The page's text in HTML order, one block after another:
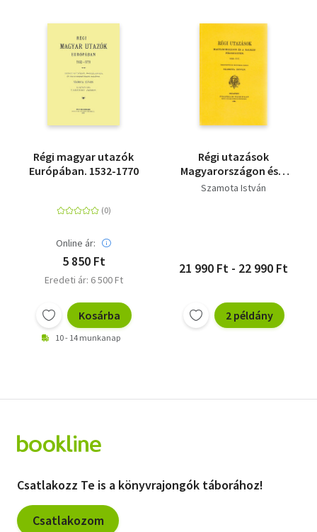
Régi magyar utazók
Európában. 1532-1770
Online ár:
5 850 Ft
Eredeti ár: 6 500 Ft
Kosárba
10 - 14 munkanap
Régi utazások
Magyarországon és a
Balkán-félszigeten
Szamota István
21 990 Ft - 22 990 Ft
2 példány
Csatlakozz Te is a könyvrajongók táborához!
Csatlakozom